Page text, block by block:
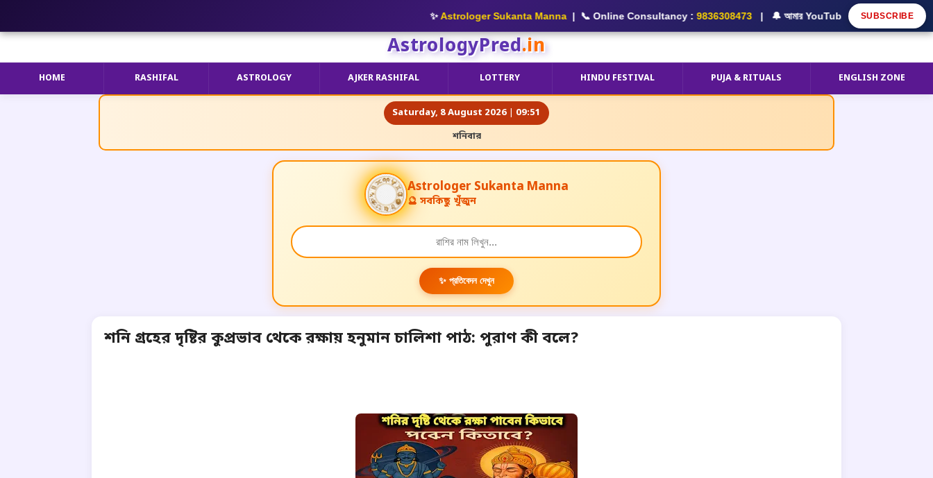
Astrologer Sukanta Manna| 📞 Online Consultancy :9836308473| 🔔 আমার YouTube Channel Subscribe করুন
SUBSCRIBE
AstrologyPred.in
HOME RASHIFAL ASTROLOGY AJKER RASHIFAL LOTTERY HINDU FESTIVAL PUJA & RITUALS ENGLISH ZONE
Saturday, 8 August 2026 | 09:51
শনিবার
Astrologer Sukanta Manna
🔮 সবকিছু খুঁজুন
✨ প্রতিবেদন দেখুন
শনি গ্রহের দৃষ্টির কুপ্রভাব থেকে রক্ষায় হনুমান চালিশা পাঠ: পুরাণ কী বলে?